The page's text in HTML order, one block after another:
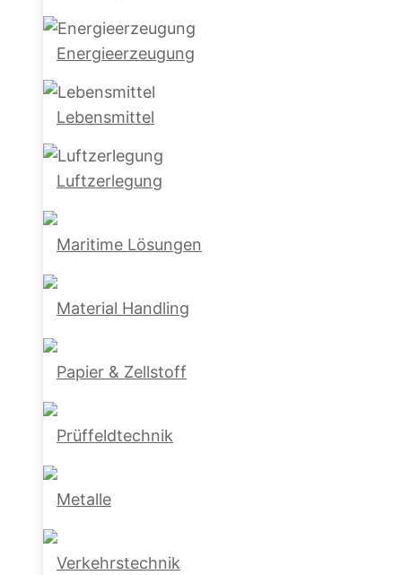
Energieerzeugung
Lebensmittel
Luftzerlegung
Maritime Lösungen
Material Handling
Papier & Zellstoff
Prüffeldtechnik
Metalle
Verkehrstechnik